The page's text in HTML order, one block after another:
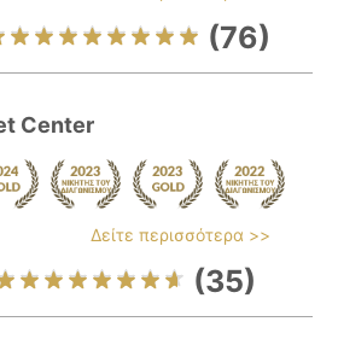
(76)
Center
Δείτε περισσότερα >>
(35)